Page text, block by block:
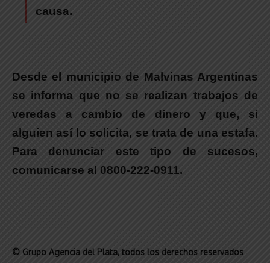
causa.
Desde el municipio de Malvinas Argentinas
se informa que no se realizan trabajos de
veredas a cambio de dinero y que, si
alguien así lo solicita, se trata de una estafa.
Para denunciar este tipo de sucesos,
comunicarse al 0800-222-0911.
© Grupo Agencia del Plata, todos los derechos reservados